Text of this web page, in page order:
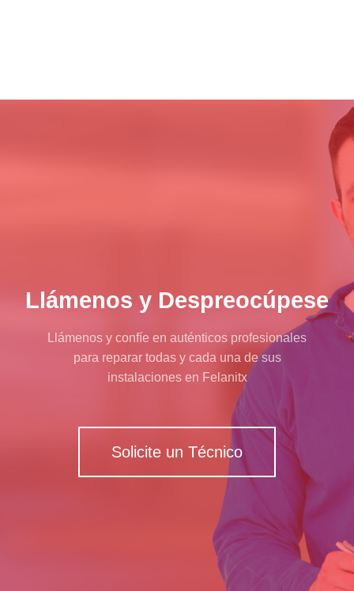
Llámenos y Despreocúpese
Llámenos y confíe en auténticos profesionales
para reparar todas y cada una de sus
instalaciones en Felanitx
Solicite un Técnico